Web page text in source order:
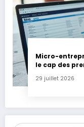
Micro-
le cap des
29 juillet 2026